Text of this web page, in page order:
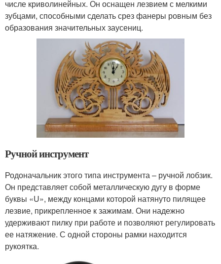
числе криволинейных. Он оснащен лезвием с мелкими
зубцами, способными сделать срез фанеры ровным без
образования значительных заусениц.
Ручной инструмент
Родоначальник этого типа инструмента – ручной лобзик.
Он представляет собой металлическую дугу в форме
буквы «U», между концами которой натянуто пилящее
лезвие, прикрепленное к зажимам. Они надежно
удерживают пилку при работе и позволяют регулировать
ее натяжение. С одной стороны рамки находится
рукоятка.